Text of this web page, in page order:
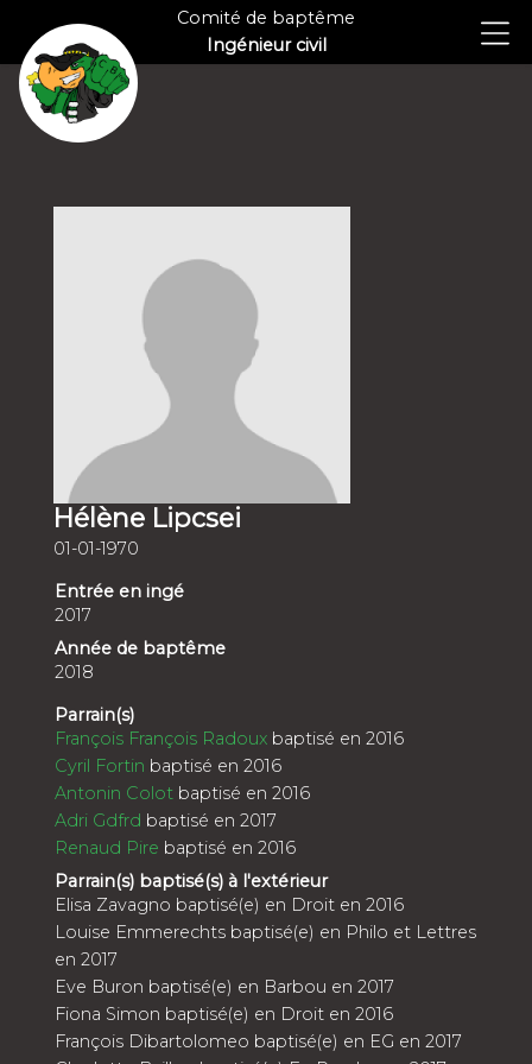
Comité de baptême
Ingénieur civil
Hélène Lipcsei
01-01-1970
Entrée en ingé
2017
Année de baptême
2018
Parrain(s)
François François Radoux baptisé en 2016
Cyril Fortin baptisé en 2016
Antonin Colot baptisé en 2016
Adri Gdfrd baptisé en 2017
Renaud Pire baptisé en 2016
Parrain(s) baptisé(s) à l'extérieur
Elisa Zavagno baptisé(e) en Droit en 2016
Louise Emmerechts baptisé(e) en Philo et Lettres
en 2017
Eve Buron baptisé(e) en Barbou en 2017
Fiona Simon baptisé(e) en Droit en 2016
François Dibartolomeo baptisé(e) en EG en 2017